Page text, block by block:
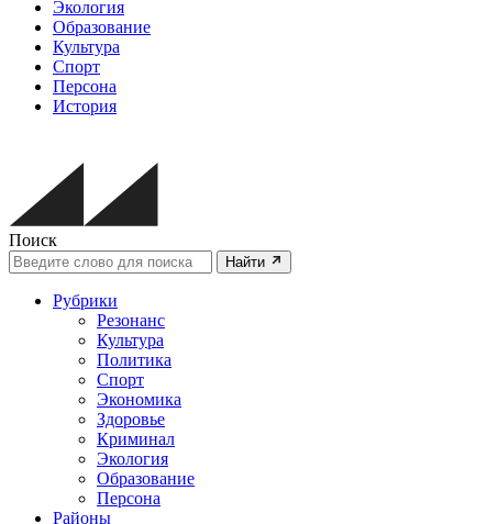
Экология
Образование
Культура
Спорт
Персона
История
Поиск
Найти
Рубрики
Резонанс
Культура
Политика
Спорт
Экономика
Здоровье
Криминал
Экология
Образование
Персона
Районы